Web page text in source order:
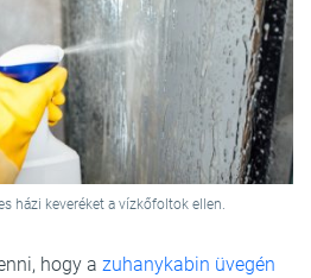
házi keveréket a vízkőfoltok ellen.
hogy a zuhanykabin üvegén